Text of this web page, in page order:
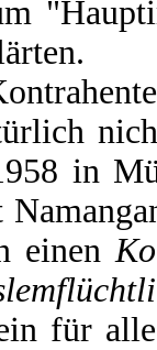
in
einen
für